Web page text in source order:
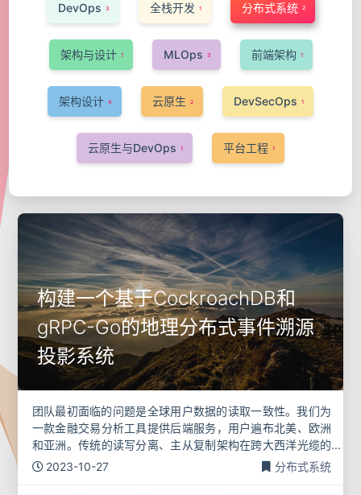
DevOps 3 全栈开发 1 分布式系统 2
架构与设计 1 MLOps 3 前端架构 1
架构设计 4 云原生 2 DevSecOps 1
云原生与DevOps 1 平台工程 1
构建一个基于CockroachDB和
gRPC-Go的地理分布式事件溯源
投影系统
团队最初面临的问题是全球用户数据的读取一致性。我们为
一款金融交易分析工具提供后端服务，用户遍布北美、欧洲
和亚洲。传统的读写分离、主从复制架构在跨大西洋光缆的
延迟面前显得力不从心。欧洲用户提交的交易，需要数十秒
2023-10-27 分布式系统